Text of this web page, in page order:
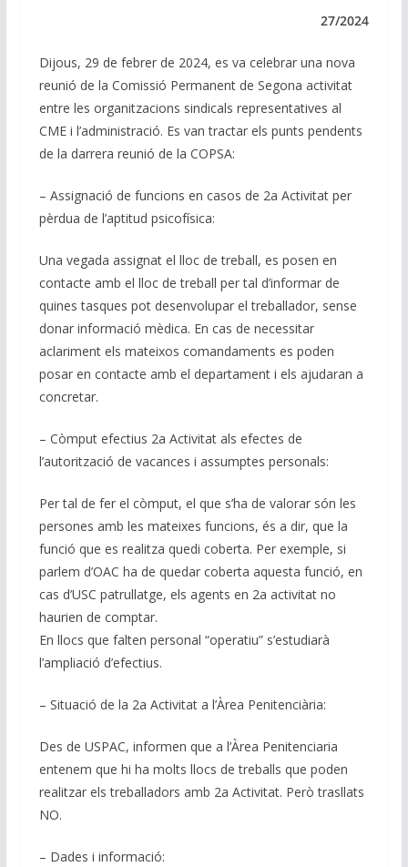
n o
k
p
p
m n
k
27/2024
Dijous, 29 de febrer de 2024, es va celebrar una nova
reunió de la Comissió Permanent de Segona activitat
entre les organitzacions sindicals representatives al
CME i l’administració. Es van tractar els punts pendents
de la darrera reunió de la COPSA:
– Assignació de funcions en casos de 2a Activitat per
pèrdua de l’aptitud psicofísica:
Una vegada assignat el lloc de treball, es posen en
contacte amb el lloc de treball per tal d’informar de
quines tasques pot desenvolupar el treballador, sense
donar informació mèdica. En cas de necessitar
aclariment els mateixos comandaments es poden
posar en contacte amb el departament i els ajudaran a
concretar.
– Còmput efectius 2a Activitat als efectes de
l’autorització de vacances i assumptes personals:
Per tal de fer el còmput, el que s’ha de valorar són les
persones amb les mateixes funcions, és a dir, que la
funció que es realitza quedi coberta. Per exemple, si
parlem d’OAC ha de quedar coberta aquesta funció, en
cas d’USC patrullatge, els agents en 2a activitat no
haurien de comptar.
En llocs que falten personal “operatiu” s’estudiarà
l’ampliació d’efectius.
– Situació de la 2a Activitat a l’Àrea Penitenciària:
Des de USPAC, informen que a l’Àrea Penitenciaria
entenem que hi ha molts llocs de treballs que poden
realitzar els treballadors amb 2a Activitat. Però trasllats
NO.
– Dades i informació: